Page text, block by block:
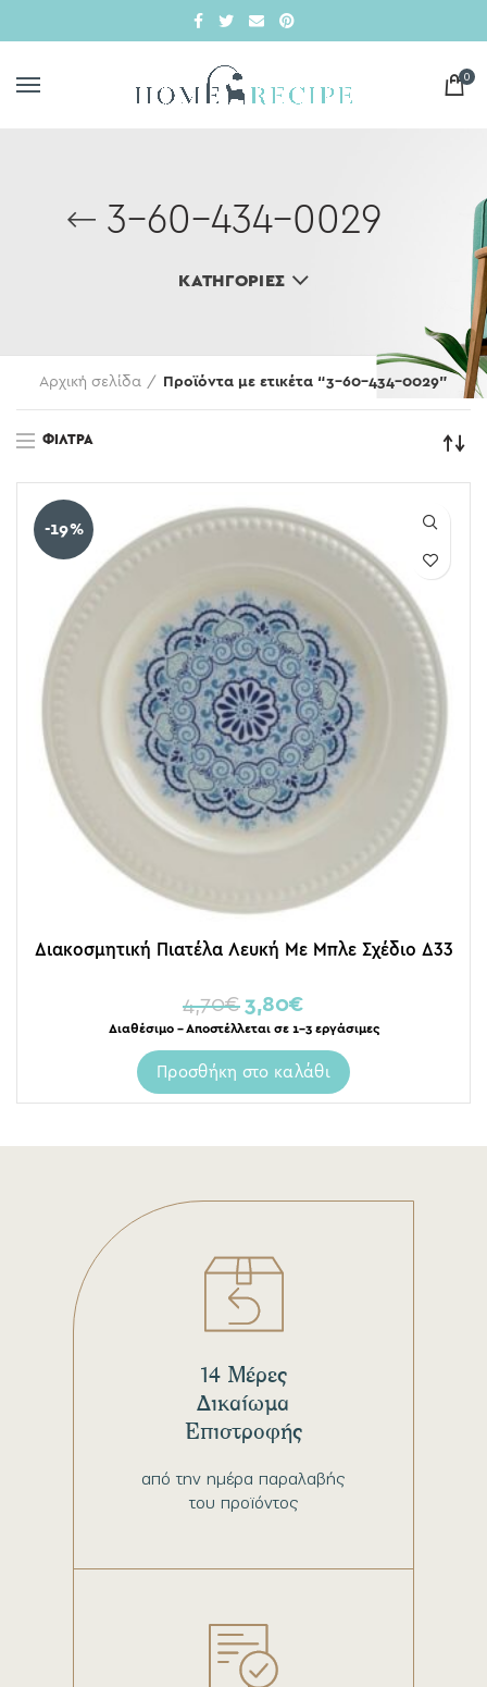
0
3-60-434-0029
ΚΑΤΗΓΟΡΊΕΣ
Αρχική σελίδα Προϊόντα με ετικέτα “3-60-434-0029”
ΦΊΛΤΡΑ
-19%
Διακοσμητική Πιατέλα Λευκή Με Μπλε Σχέδιο Δ33
4,70€ 3,80€
Διαθέσιμο – Αποστέλλεται σε 1-3 εργάσιμες
Προσθήκη στο καλάθι
από την ημέρα παραλαβής
του προϊόντος
14 Μέρες
Δικαίωμα
Επιστροφής